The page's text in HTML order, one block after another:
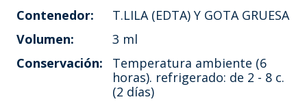
Contenedor:
T.LILA (EDTA) Y GOTA GRUESA
Volumen:
3 ml
Conservación:
Temperatura ambiente (6
horas). refrigerado: de 2 - 8 c.
(2 días)